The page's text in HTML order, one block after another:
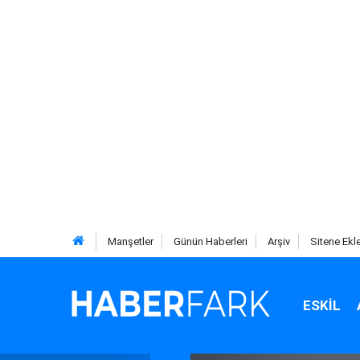
Manşetler Günün Haberleri Arşiv Sitene
ESKIL